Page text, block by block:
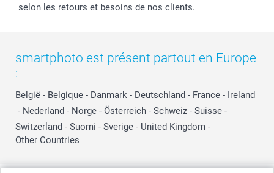
selon les retours et besoins de nos clients.
smartphoto est présent partout en Europe
:
België - Belgique - Danmark - Deutschland - France - Ireland
- Nederland - Norge - Österreich - Schweiz - Suisse -
Switzerland - Suomi - Sverige - United Kingdom -
Other Countries